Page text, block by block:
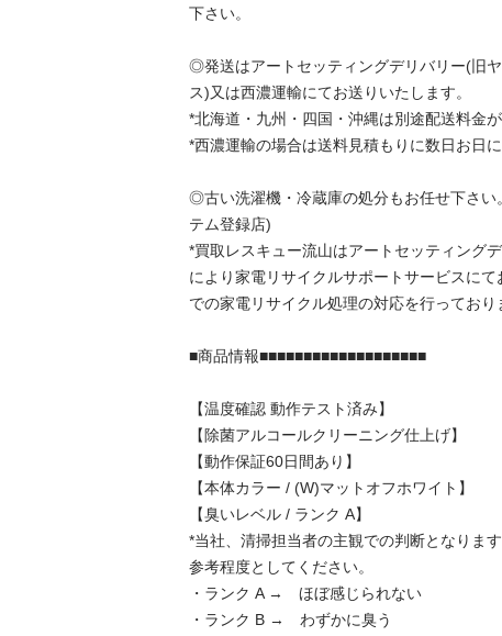
下さい。
◎発送はアートセッティングデリバリー(旧
ス)又は西濃運輸にてお送りいたします。
*北海道・九州・四国・沖縄は別途配送料金が
*西濃運輸の場合は送料見積もりに数日お日に
◎古い洗濯機・冷蔵庫の処分もお任せ下さい
テム登録店)
*買取レスキュー流山はアートセッティング
により家電リサイクルサポートサービスに
での家電リサイクル処理の対応を行っており
■商品情報■■■■■■■■■■■■■■■■■■■
【温度確認 動作テスト済み】
【除菌アルコールクリーニング仕上げ】
【動作保証60日間あり】
【本体カラー / (W)マットオフホワイト】
【臭いレベル / ランク A】
*当社、清掃担当者の主観での判断となりま
参考程度としてください。
・ランク A →　ほぼ感じられない
・ランク B →　わずかに臭う